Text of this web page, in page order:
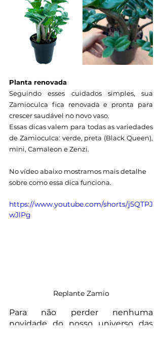
Planta renovada
Seguindo esses cuidados simples, sua
Zamioculca fica renovada e pronta para
crescer saudável no novo vaso.
Essas dicas valem para todas as variedades
de Zamioculca: verde, preta (Black Queen),
mini, Camaleon e Zenzi.
No vídeo abaixo mostramos mais detalhe
sobre como essa dica funciona.
https://www.youtube.com/shorts/j5QTPJ
wJlPg
Replante Zamio
Para não perder nenhuma
novidade do nosso universo das